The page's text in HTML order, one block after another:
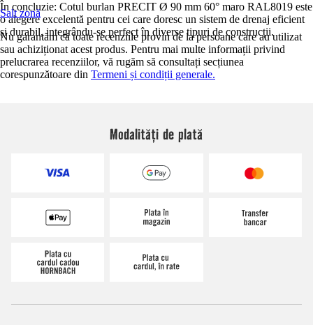
În concluzie: Cotul burlan PRECIT Ø 90 mm 60° maro RAL8019 este
o alegere excelentă pentru cei care doresc un sistem de drenaj eficient
și durabil, integrându-se perfect în diverse tipuri de construcții.
Salt zonă
Nu garantăm că toate recenziile provin de la persoane care au utilizat
sau achiziționat acest produs. Pentru mai multe informații privind
prelucrarea recenziilor, vă rugăm să consultați secțiunea
corespunzătoare din Termeni și condiții generale.
Modalități de plată